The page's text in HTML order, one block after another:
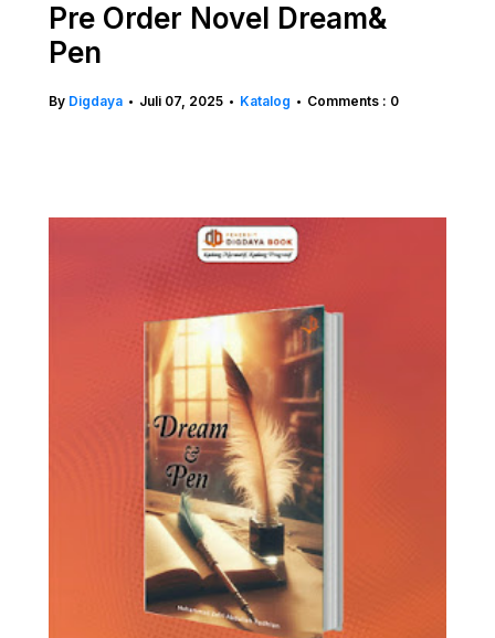
Pre Order Novel Dream&
Pen
By Digdaya • Juli 07, 2025 • Katalog • Comments : 0